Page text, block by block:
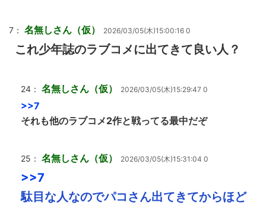
7： 名無しさん（仮） 2026/03/05(木)15:00:16 0
これ少年誌のラブコメに出てきて良い人？
24： 名無しさん（仮） 2026/03/05(木)15:29:47 0
>>7
それも他のラブコメ2作と戦ってる最中だぞ
25： 名無しさん（仮） 2026/03/05(木)15:31:04 0
>>7
駄目な人なのでパコさん出てきてからほど